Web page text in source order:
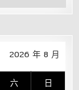
2026 年 8 月
六 日